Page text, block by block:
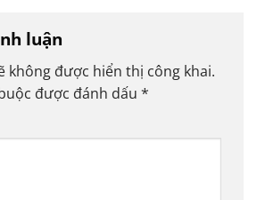
luận
không được hiển thị công khai.
được đánh dấu *